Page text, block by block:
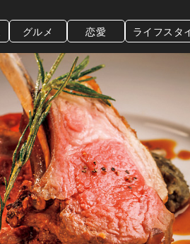
グルメ 恋愛 ライフスタ